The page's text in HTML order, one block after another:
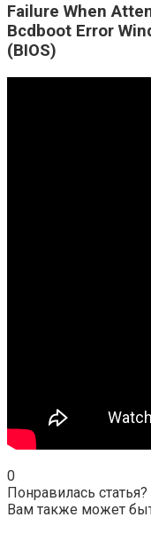
Failure When
Bcdboot Error
(BIOS)
0
Понравилась
Вам также может